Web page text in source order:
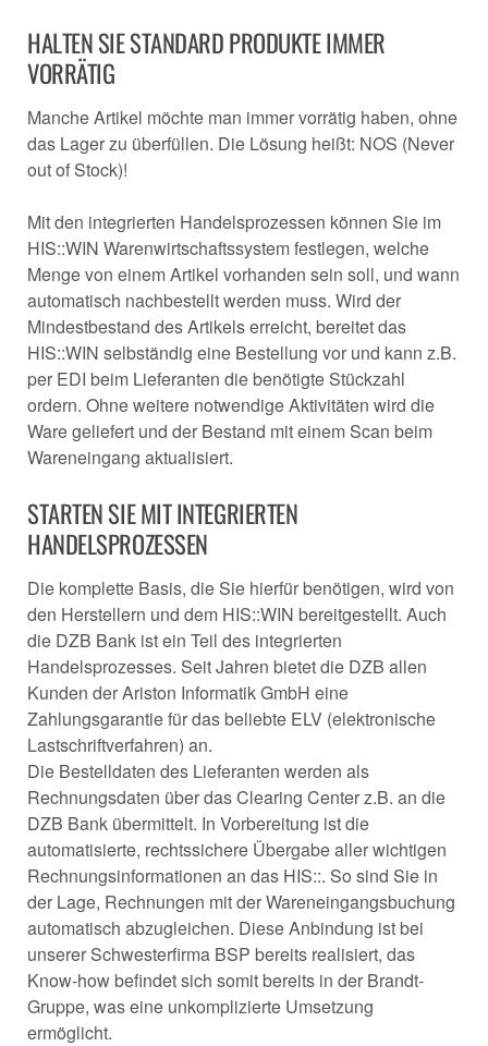
HALTEN SIE STANDARD PRODUKTE IMMER
VORRÄTIG
Manche Artikel möchte man immer vorrätig haben, ohne
das Lager zu überfüllen. Die Lösung heißt: NOS (Never
out of Stock)!
Mit den integrierten Handelsprozessen können Sie im
HIS::WIN Warenwirtschaftssystem festlegen, welche
Menge von einem Artikel vorhanden sein soll, und wann
automatisch nachbestellt werden muss. Wird der
Mindestbestand des Artikels erreicht, bereitet das
HIS::WIN selbständig eine Bestellung vor und kann z.B.
per EDI beim Lieferanten die benötigte Stückzahl
ordern. Ohne weitere notwendige Aktivitäten wird die
Ware geliefert und der Bestand mit einem Scan beim
Wareneingang aktualisiert.
STARTEN SIE MIT INTEGRIERTEN
HANDELSPROZESSEN
Die komplette Basis, die Sie hierfür benötigen, wird von
den Herstellern und dem HIS::WIN bereitgestellt. Auch
die DZB Bank ist ein Teil des integrierten
Handelsprozesses. Seit Jahren bietet die DZB allen
Kunden der Ariston Informatik GmbH eine
Zahlungsgarantie für das beliebte ELV (elektronische
Lastschriftverfahren) an.
Die Bestelldaten des Lieferanten werden als
Rechnungsdaten über das Clearing Center z.B. an die
DZB Bank übermittelt. In Vorbereitung ist die
automatisierte, rechtssichere Übergabe aller wichtigen
Rechnungsinformationen an das HIS::. So sind Sie in
der Lage, Rechnungen mit der Wareneingangsbuchung
automatisch abzugleichen. Diese Anbindung ist bei
unserer Schwesterfirma BSP bereits realisiert, das
Know-how befindet sich somit bereits in der Brandt-
Gruppe, was eine unkomplizierte Umsetzung
ermöglicht.